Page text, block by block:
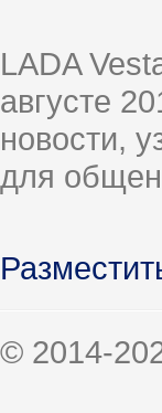
LADA
августе
новости,
для
© 2014-